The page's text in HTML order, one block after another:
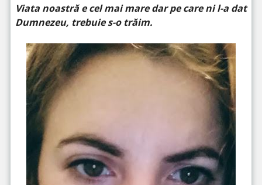
Viata noastră e cel mai mare dar pe care ni l-a dat
Dumnezeu, trebuie s-o trăim.